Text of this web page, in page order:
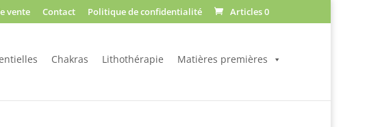
vente Contact Politique de confidentialité Articles 0
Chakras Lithothérapie Matières premières